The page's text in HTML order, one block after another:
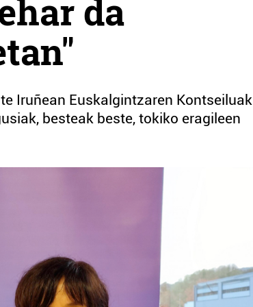
da
Iruñean Euskalgintzaren Kontseiluak
besteak beste, tokiko eragileen